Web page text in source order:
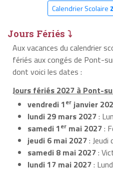
Calendrier Scolaire
Jours Fériés ⤵
Aux vacances du calendrier
fériés aux congés de Pont-
dont voici les dates :
Jours fériés 2027 à Pont-
vendredi 1er janvier
lundi 29 mars 2027:
samedi 1er mai 2027:
jeudi 6 mai 2027: Jeudi
samedi 8 mai 2027:
lundi 17 mai 2027: